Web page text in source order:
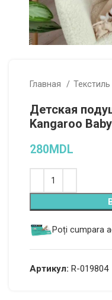
Главная
Детская
Kangaroo
280MDL
Poți cumpara
Артикул: R-019804